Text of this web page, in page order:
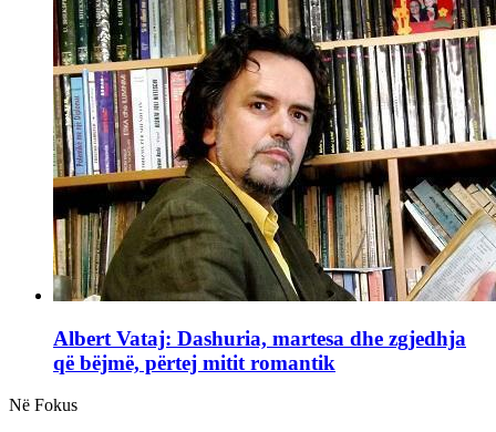
Albert Vataj: Dashuria, martesa dhe zgjedhja
që bëjmë, përtej mitit romantik
Në Fokus